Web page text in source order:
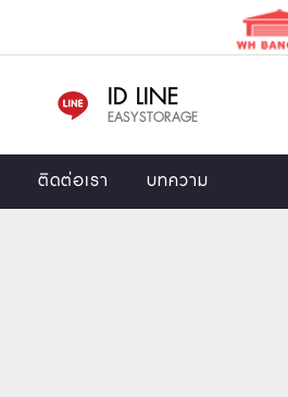
ID LINE
EASYSTORAGE
ติดต่อเรา บทความ